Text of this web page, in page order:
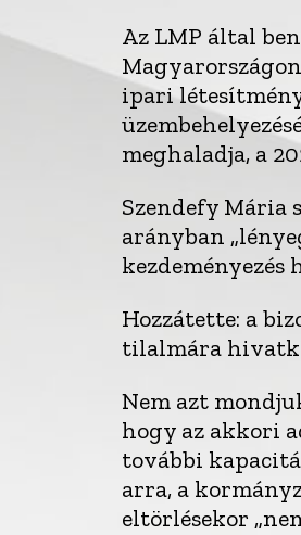
Az LMP által
ipari
meghaladja, a
Szendefy Mária
arányban
kezdeményezés
Hozzátette: a
tilalmára
Nem azt
hogy az akkori
további
arra, a
eltörlésekor